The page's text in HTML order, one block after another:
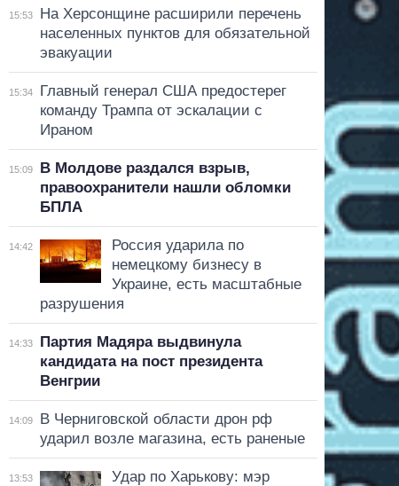
15:53
На Херсонщине расширили перечень
населенных пунктов для обязательной
эвакуации
15:34
Главный генерал США предостерег
команду Трампа от эскалации с
Ираном
15:09
В Молдове раздался взрыв,
правоохранители нашли обломки
БПЛА
14:42
Россия ударила по
немецкому бизнесу в
Украине, есть масштабные
разрушения
14:33
Партия Мадяра выдвинула
кандидата на пост президента
Венгрии
14:09
В Черниговской области дрон рф
ударил возле магазина, есть раненые
13:53
Удар по Харькову: мэр